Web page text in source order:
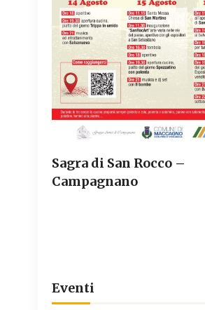
Sagra di San Rocco –
Campagnano
Eventi